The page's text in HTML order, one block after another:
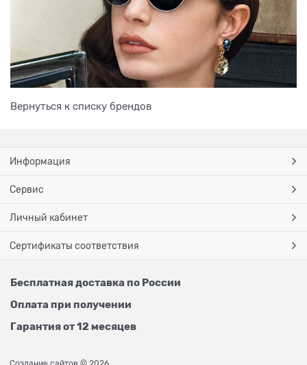
Вернуться к списку брендов
Информация
Сервис
Личный кабинет
Сертификаты соответствия
Бесплатная доставка по России
Оплата при получении
Гарантия от 12 месяцев